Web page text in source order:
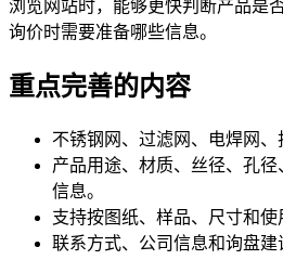
浏览网站时，能够更快判断产品是
询价时需要准备哪些信息。
重点完善的内容
不锈钢网、过滤网、电焊网、
产品用途、材质、丝径、孔
信息。
支持按图纸、样品、尺寸和使
联系方式、公司信息和询盘建